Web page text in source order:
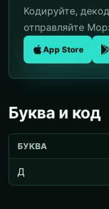
Кодируйте,
отправляйте
App Store
Буква и код
БУКВА
Д